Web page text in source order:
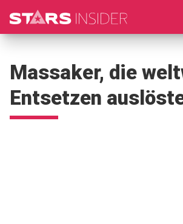
Massaker, die
Entsetzen